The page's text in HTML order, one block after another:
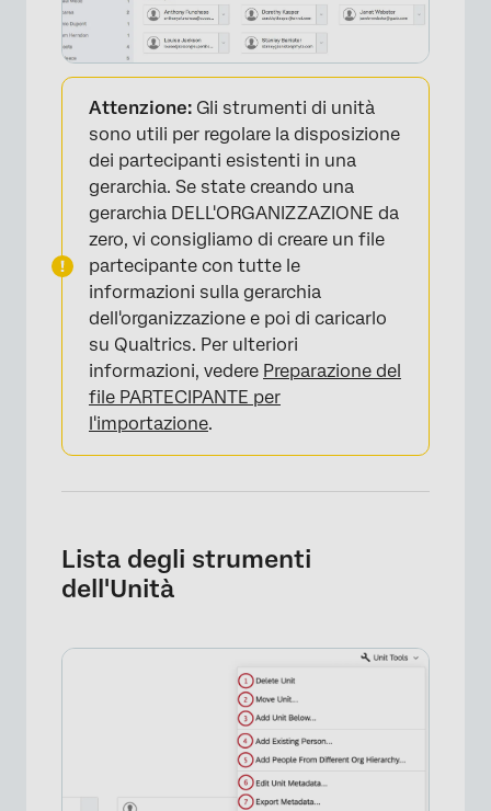
Attenzione: Gli strumenti di unità
sono utili per regolare la disposizione
dei partecipanti esistenti in una
gerarchia. Se state creando una
gerarchia DELL'ORGANIZZAZIONE da
zero, vi consigliamo di creare un file
partecipante con tutte le
informazioni sulla gerarchia
dell'organizzazione e poi di caricarlo
su Qualtrics. Per ulteriori
informazioni, vedere Preparazione del
file PARTECIPANTE per
l'importazione.
Lista degli strumenti
dell'Unità